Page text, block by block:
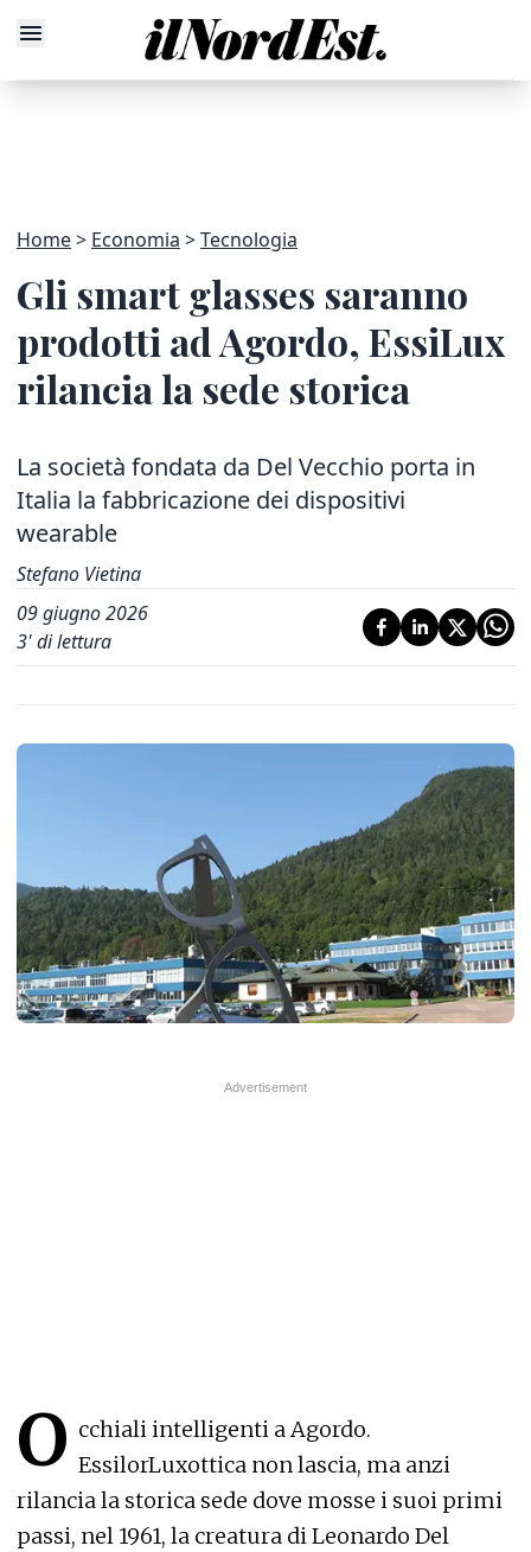
Home Economia Tecnologia
Gli smart glasses saranno
prodotti ad Agordo, EssiLux
rilancia la sede storica
La società fondata da Del Vecchio porta in
Italia la fabbricazione dei dispositivi
wearable
Stefano Vietina
09 giugno 2026
3' di lettura
O cchiali intelligenti a Agordo.
EssilorLuxottica non lascia, ma anzi
rilancia la storica sede dove mosse i suoi primi
passi, nel 1961, la creatura di Leonardo Del